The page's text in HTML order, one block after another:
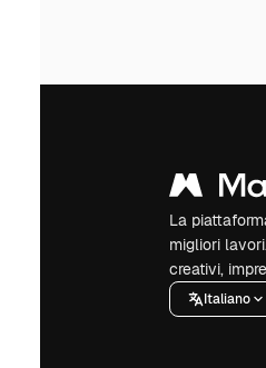
La
migliori
creativi,
Italiano